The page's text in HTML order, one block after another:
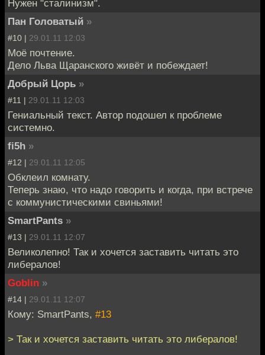
Нужен "сталинизм".
Пан Головатый »
#10 | 29.01.11 12:03
Моё почтение.
Дело Льва Щаранского живёт и побеждает!
Добрый Цорь »
#11 | 29.01.11 12:03
Гениальный текст. Автор подошел к проблеме
системно.
fi5h »
#12 | 29.01.11 12:05
Обклеил комнату.
Теперь знаю, что надо говорить и когда, при встрече
с коммунистическими свиньями!
SmartPants »
#13 | 29.01.11 12:07
Великолепно! Так и хочется заставить читать это
либералов!
Goblin »
#14 | 29.01.11 12:07
Кому: SmartPants, #13
> Так и хочется заставить читать это либералов!